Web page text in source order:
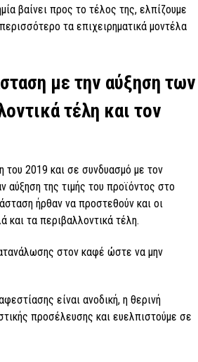
βαίνει προς το τέλος της, ελπίζουμε
τα επιχειρηματικά μοντέλα
με την αύξηση των
τέλη και τον
του 2019 και σε συνδυασμό με τον
της τιμής του προϊόντος στο
ήρθαν να προστεθούν και οι
τα περιβαλλοντικά τέλη.
στον καφέ ώστε να μην
είναι ανοδική, η θερινή
προσέλευσης και ευελπιστούμε σε